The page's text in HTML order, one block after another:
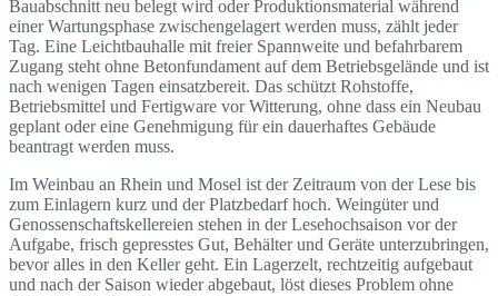
Bauabschnitt neu belegt wird oder Produktionsmaterial während
einer Wartungsphase zwischengelagert werden muss, zählt jeder
Tag. Eine Leichtbauhalle mit freier Spannweite und befahrbarem
Zugang steht ohne Betonfundament auf dem Betriebsgelände und ist
nach wenigen Tagen einsatzbereit. Das schützt Rohstoffe,
Betriebsmittel und Fertigware vor Witterung, ohne dass ein Neubau
geplant oder eine Genehmigung für ein dauerhaftes Gebäude
beantragt werden muss.
Im Weinbau an Rhein und Mosel ist der Zeitraum von der Lese bis
zum Einlagern kurz und der Platzbedarf hoch. Weingüter und
Genossenschaftskellereien stehen in der Lesehochsaison vor der
Aufgabe, frisch gepresstes Gut, Behälter und Geräte unterzubringen,
bevor alles in den Keller geht. Ein Lagerzelt, rechtzeitig aufgebaut
und nach der Saison wieder abgebaut, löst dieses Problem ohne